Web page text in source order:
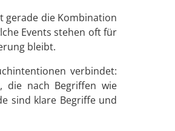
gerade die Kombination
Events stehen oft für
bleibt.
verbindet:
die nach Begriffen wie
sind klare Begriffe und